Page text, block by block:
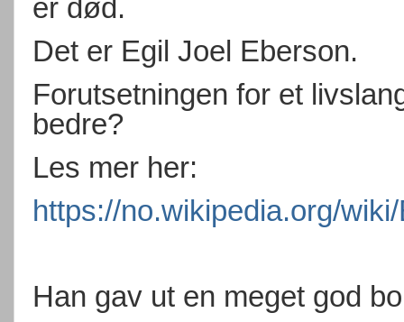
er død.
Det er Egil Joel Eberson.
Forutsetningen for et
bedre?
Les mer her:
https://no.wikipedia.org/
Han gav ut en meget god